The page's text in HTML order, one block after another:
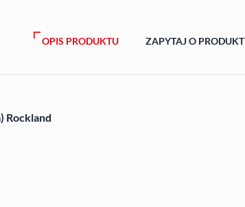
OPIS PRODUKTU ZAPYTAJ O PRODUKT
Rockland